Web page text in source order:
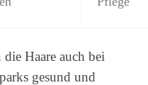
Haare auch bei
gesund und